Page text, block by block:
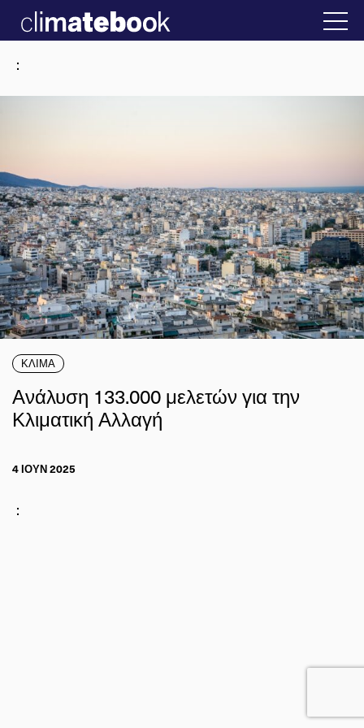
Ελλάδα 22 ΙΑΝ 2026 2025 Η άβολη
:
ΚΛΙΜΑ
Ανάλυση 133.000 μελετών για την
Κλιματική Αλλαγή
4 ΙΟΥΝ 2025
: